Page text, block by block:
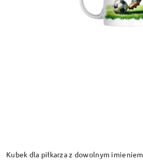
Kubek dla piłkarza z dowolnym imieniem